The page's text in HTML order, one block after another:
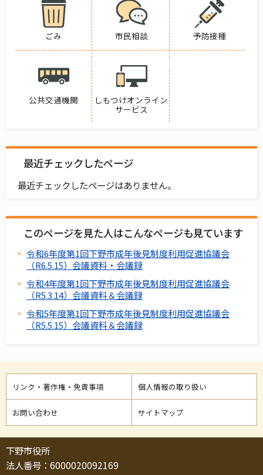
ごみ 市民相談 予防接種
公共交通機関
しもつけオンライン
サービス
最近チェックしたページ
最近チェックしたページはありません。
このページを見た人はこんなページも見ています
令和6年度第1回下野市成年後見制度利用促進協議会
（R6.5.15）会議資料・会議録
令和4年度第1回下野市成年後見制度利用促進協議会
（R5.3.14）会議資料＆会議録
令和5年度第1回下野市成年後見制度利用促進協議会
（R5.5.15）会議資料＆会議録
リンク・著作権・免責事項 個人情報の取り扱い
お問い合わせ サイトマップ
下野市役所
法人番号：6000020092169